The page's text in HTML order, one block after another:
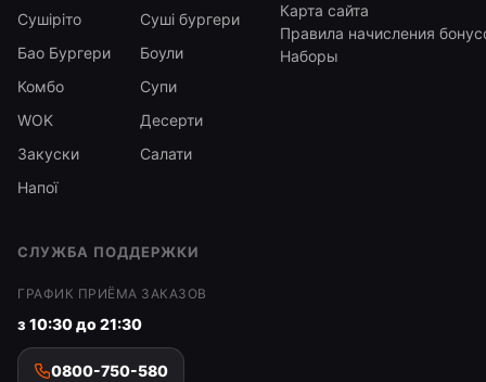
Сушіріто
Суші бургери
Бао Бургери
Боули
Комбо
Супи
WOK
Десерти
Закуски
Салати
Напої
Карта сайта
Правила начисления
Наборы
СЛУЖБА ПОДДЕРЖКИ
ГРАФИК ПРИЁМА ЗАКАЗОВ
з 10:30 до 21:30
0800-750-580